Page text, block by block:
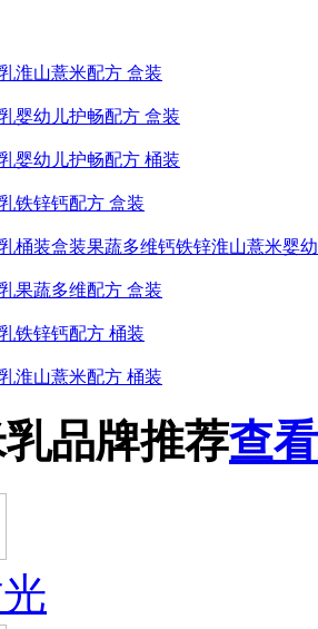
淮山薏米配方 盒装
婴幼儿护畅配方 盒装
婴幼儿护畅配方 桶装
铁锌钙配方 盒装
桶装盒装果蔬多维钙铁锌淮山薏米婴
果蔬多维配方 盒装
铁锌钙配方 桶装
淮山薏米配方 桶装
品牌推荐查